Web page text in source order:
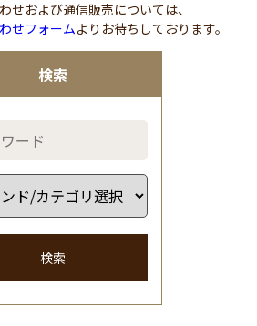
検索
検索
および通信販売については、
せフォームよりお待ちしております。